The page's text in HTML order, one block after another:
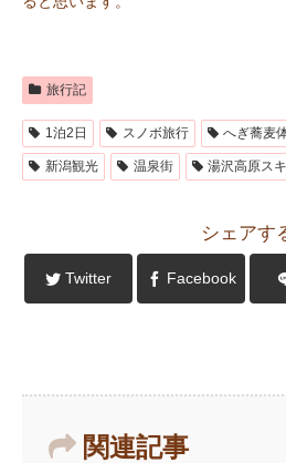
旅行記
1泊2日 スノボ旅行 へぎ蕎麦
新潟観光 温泉街 湯沢高原ス
シェアす
Twitter Facebook
関連記事